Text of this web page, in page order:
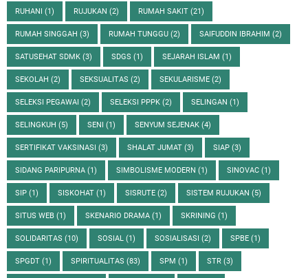
RUHANI (1) RUJUKAN (2) RUMAH SAKIT (21)
RUMAH SINGGAH (3) RUMAH TUNGGU (2) SAIFUDDIN IBRAHIM (2)
SATUSEHAT SDMK (3) SDGS (1) SEJARAH ISLAM (1)
SEKOLAH (2) SEKSUALITAS (2) SEKULARISME (2)
SELEKSI PEGAWAI (2) SELEKSI PPPK (2) SELINGAN (1)
SELINGKUH (5) SENI (1) SENYUM SEJENAK (4)
SERTIFIKAT VAKSINASI (3) SHALAT JUMAT (3) SIAP (3)
SIDANG PARIPURNA (1) SIMBOLISME MODERN (1) SINOVAC (1)
SIP (1) SISKOHAT (1) SISRUTE (2) SISTEM RUJUKAN (5)
SITUS WEB (1) SKENARIO DRAMA (1) SKRINING (1)
SOLIDARITAS (10) SOSIAL (1) SOSIALISASI (2) SPBE (1)
SPGDT (1) SPIRITUALITAS (83) SPM (1) STR (3)